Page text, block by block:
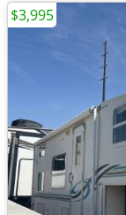
$3,995